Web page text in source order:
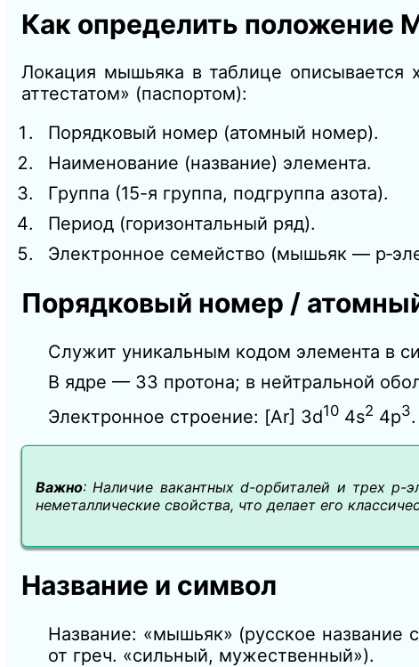
Как определить положение
Локация мышьяка в таблице описывается
аттестатом» (паспортом):
Порядковый номер (атомный номер).
Наименование (название) элемента.
Группа (15-я группа, подгруппа азота).
Период (горизонтальный ряд).
Электронное семейство (мышьяк —
Порядковый номер /
Служит уникальным кодом элемента в
В ядре — 33 протона; в нейтральной
Электронное строение: [Ar] 3d10 4s2 4p3.
Важно: Наличие вакантных d-орбиталей и трех p-
неметаллические свойства, что делает его
Название и символ
Название: «мышьяк» (русское
от греч. «сильный, мужественный»).